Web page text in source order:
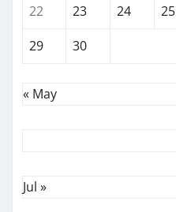
22
23 24 25
29
30
« May
Jul »